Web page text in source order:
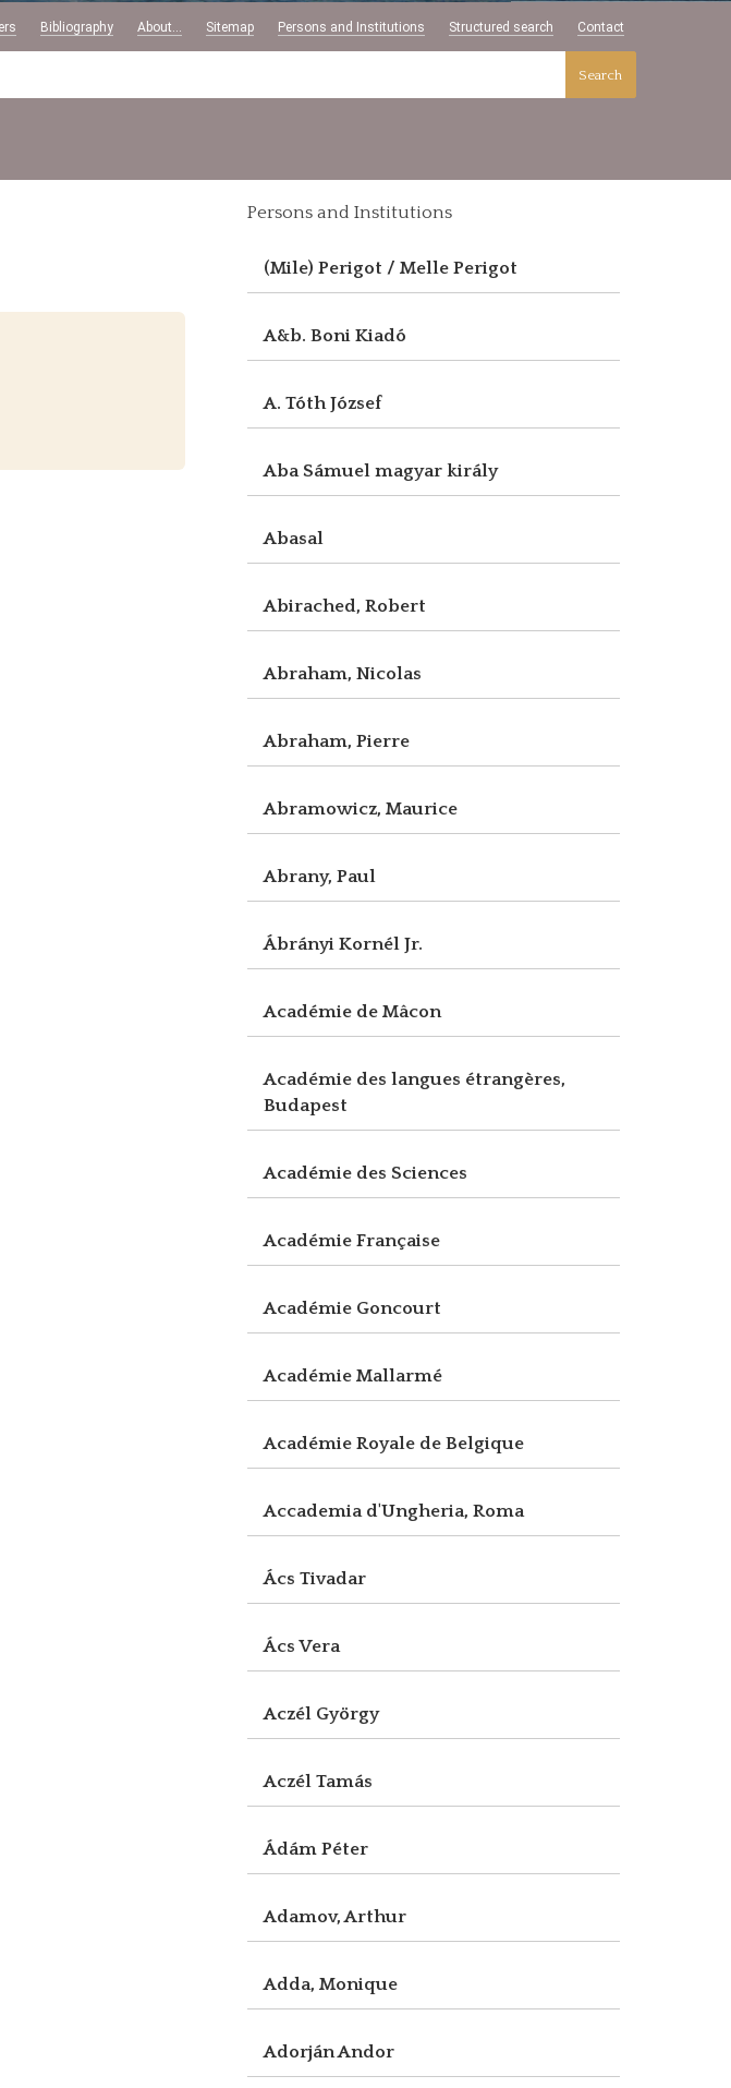
Bibliography About... Sitemap Persons and Institutions Structured search Contact
Search
Persons and Institutions
(Mile) Perigot / Melle Perigot
A&b. Boni Kiadó
A. Tóth József
Aba Sámuel magyar király
Abasal
Abirached, Robert
Abraham, Nicolas
Abraham, Pierre
Abramowicz, Maurice
Abrany, Paul
Ábrányi Kornél Jr.
Académie de Mâcon
Académie des langues étrangères,
Budapest
Académie des Sciences
Académie Française
Académie Goncourt
Académie Mallarmé
Académie Royale de Belgique
Accademia d'Ungheria, Roma
Ács Tivadar
Ács Vera
Aczél György
Aczél Tamás
Ádám Péter
Adamov, Arthur
Adda, Monique
Adorján Andor